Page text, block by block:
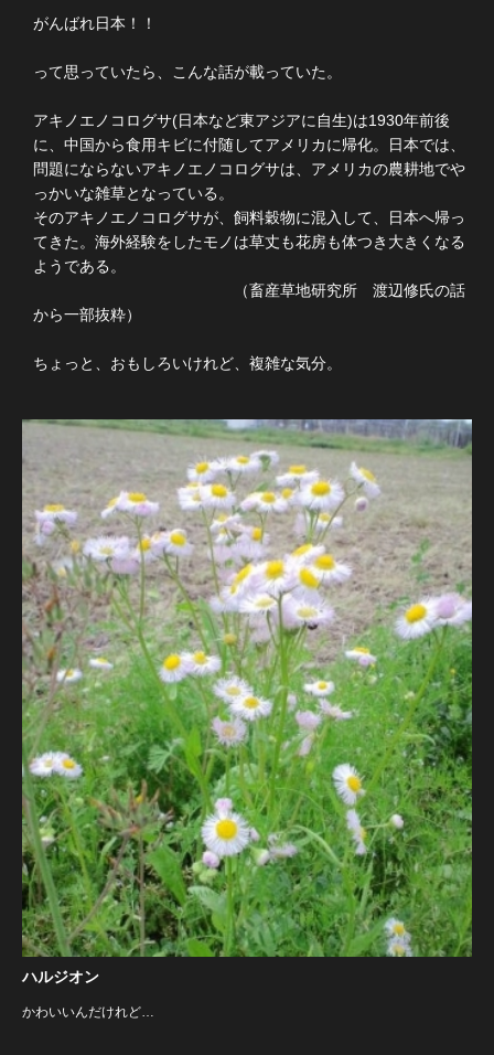
がんばれ日本！！
って思っていたら、こんな話が載っていた。
アキノエノコログサ(日本など東アジアに自生)は1930年前後
に、中国から食用キビに付随してアメリカに帰化。日本では、
問題にならないアキノエノコログサは、アメリカの農耕地でや
っかいな雑草となっている。
そのアキノエノコログサが、飼料穀物に混入して、日本へ帰っ
てきた。海外経験をしたモノは草丈も花房も体つき大きくなる
ようである。
（畜産草地研究所 渡辺修氏の話
から一部抜粋）
ちょっと、おもしろいけれど、複雑な気分。
ハルジオン
かわいいんだけれど…